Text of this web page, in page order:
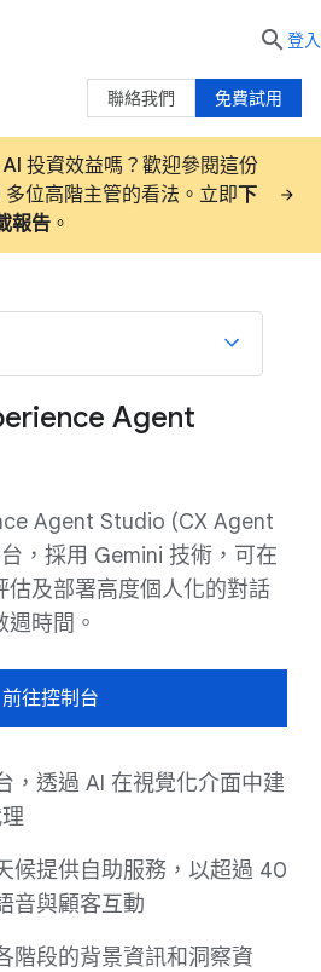
投資效益嗎？歡迎參閱這份
位高階主管的看法。立即下
報告 。
Agent
Agent Studio (CX Agent
，採用 Gemini 技術，可在
估及部署高度個人化的對話
時間。
前往控制台
，透過 AI 在視覺化介面中建
候提供自助服務，以超過 40
音與顧客互動
階段的背景資訊和洞察資
 登入
免費試用
聯絡我們